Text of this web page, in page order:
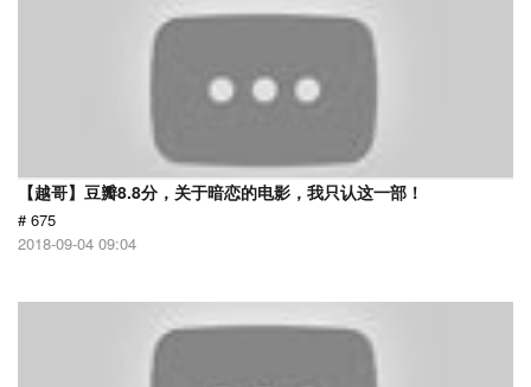
【越哥】豆瓣8.8分，关于暗恋的电影，我只认这一部！
# 675
2018-09-04 09:04